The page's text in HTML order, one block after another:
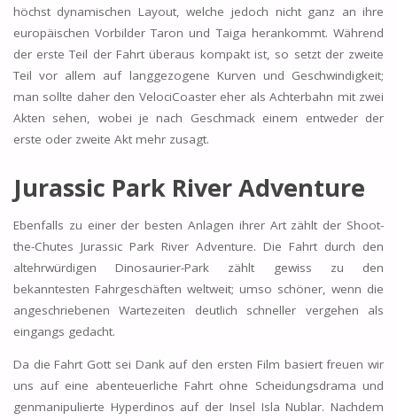
höchst dynamischen Layout, welche jedoch nicht ganz an ihre
europäischen Vorbilder Taron und Taiga herankommt. Während
der erste Teil der Fahrt überaus kompakt ist, so setzt der zweite
Teil vor allem auf langgezogene Kurven und Geschwindigkeit;
man sollte daher den VelociCoaster eher als Achterbahn mit zwei
Akten sehen, wobei je nach Geschmack einem entweder der
erste oder zweite Akt mehr zusagt.
Jurassic Park River Adventure
Ebenfalls zu einer der besten Anlagen ihrer Art zählt der Shoot-
the-Chutes Jurassic Park River Adventure. Die Fahrt durch den
altehrwürdigen Dinosaurier-Park zählt gewiss zu den
bekanntesten Fahrgeschäften weltweit; umso schöner, wenn die
angeschriebenen Wartezeiten deutlich schneller vergehen als
eingangs gedacht.
Da die Fahrt Gott sei Dank auf den ersten Film basiert freuen wir
uns auf eine abenteuerliche Fahrt ohne Scheidungsdrama und
genmanipulierte Hyperdinos auf der Insel Isla Nublar. Nachdem